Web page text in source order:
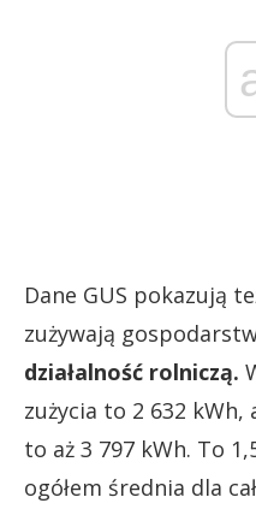
Dane GUS pokazują
zużywają
działalność rolniczą.
zużycia to 2 632
to aż 3 797 kWh. To
ogółem średnia dla